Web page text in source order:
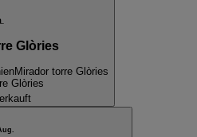
Glòries
Mirador torre Glòries
Glòries